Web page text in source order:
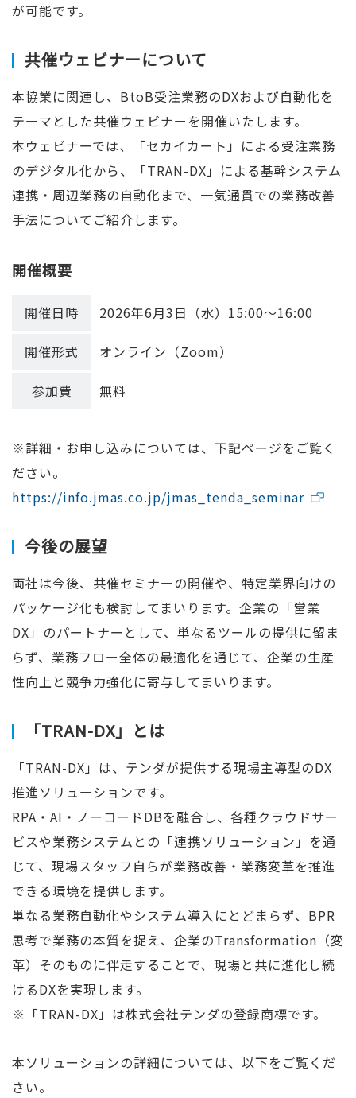
が可能です。
共催ウェビナーについて
本協業に関連し、BtoB受注業務のDXおよび自動化を
テーマとした共催ウェビナーを開催いたします。
本ウェビナーでは、「セカイカート」による受注業務
のデジタル化から、「TRAN-DX」による基幹システム
連携・周辺業務の自動化まで、一気通貫での業務改善
手法についてご紹介します。
開催概要
開催日時 2026年6月3日（水）15:00～16:00
開催形式 オンライン（Zoom）
参加費 無料
※詳細・お申し込みについては、下記ページをご覧く
ださい。
https://info.jmas.co.jp/jmas_tenda_seminar
今後の展望
両社は今後、共催セミナーの開催や、特定業界向けの
パッケージ化も検討してまいります。企業の「営業
DX」のパートナーとして、単なるツールの提供に留ま
らず、業務フロー全体の最適化を通じて、企業の生産
性向上と競争力強化に寄与してまいります。
「TRAN-DX」とは
「TRAN-DX」は、テンダが提供する現場主導型のDX
推進ソリューションです。
RPA・AI・ノーコードDBを融合し、各種クラウドサー
ビスや業務システムとの「連携ソリューション」を通
じて、現場スタッフ自らが業務改善・業務変革を推進
できる環境を提供します。
単なる業務自動化やシステム導入にとどまらず、BPR
思考で業務の本質を捉え、企業のTransformation（変
革）そのものに伴走することで、現場と共に進化し続
けるDXを実現します。
※「TRAN-DX」は株式会社テンダの登録商標です。
本ソリューションの詳細については、以下をご覧くだ
さい。